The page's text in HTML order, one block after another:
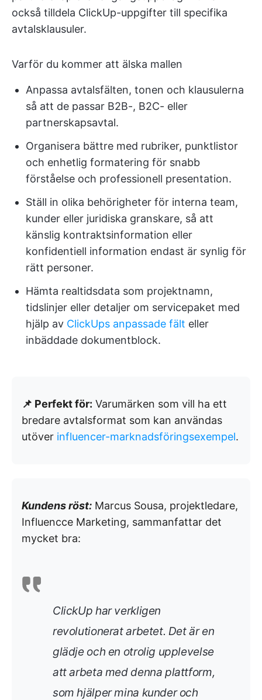
också tilldela ClickUp-uppgifter till specifika
avtalsklausuler.
Varför du kommer att älska mallen
Anpassa avtalsfälten, tonen och klausulerna
så att de passar B2B-, B2C- eller
partnerskapsavtal.
Organisera bättre med rubriker, punktlistor
och enhetlig formatering för snabb
förståelse och professionell presentation.
Ställ in olika behörigheter för interna team,
kunder eller juridiska granskare, så att
känslig kontraktsinformation eller
konfidentiell information endast är synlig för
rätt personer.
Hämta realtidsdata som projektnamn,
tidslinjer eller detaljer om servicepaket med
hjälp av ClickUps anpassade fält eller
inbäddade dokumentblock.
📌 Perfekt för: Varumärken som vill ha ett
bredare avtalsformat som kan användas
utöver influencer-marknadsföringsexempel.
Kundens röst: Marcus Sousa, projektledare,
Influencce Marketing, sammanfattar det
mycket bra:
ClickUp har verkligen
revolutionerat arbetet. Det är en
glädje och en otrolig upplevelse
att arbeta med denna plattform,
som hjälper mina kunder och